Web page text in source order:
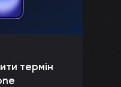
термін